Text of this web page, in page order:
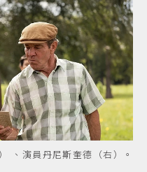
、演員丹尼斯奎德（右）。